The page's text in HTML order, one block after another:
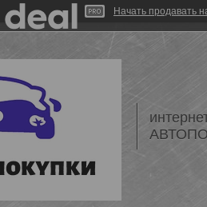
Начать продавать